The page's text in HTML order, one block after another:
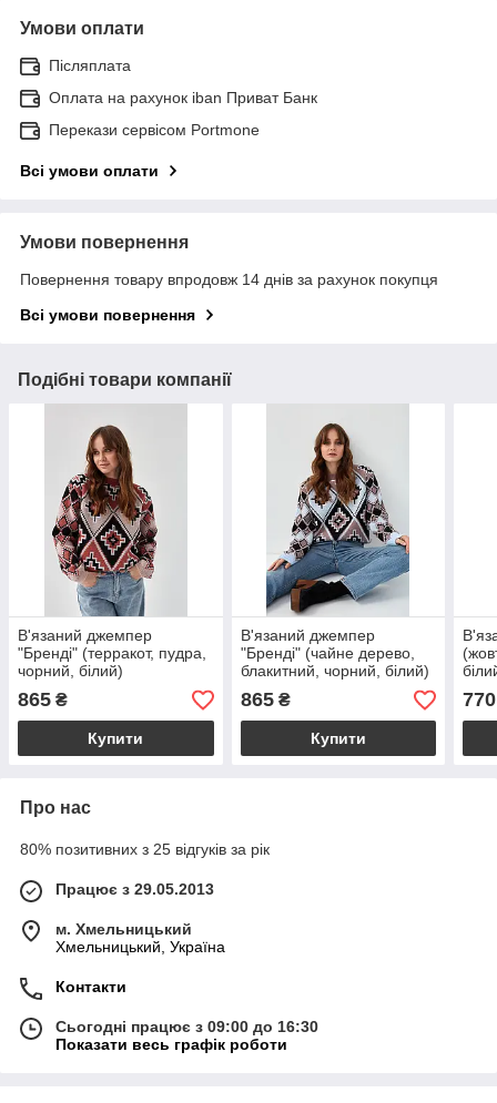
Умови оплати
Післяплата
Оплата на рахунок iban Приват Банк
Перекази сервісом Portmone
Всі умови оплати
Умови повернення
Повернення товару впродовж 14 днів за рахунок покупця
Всі умови повернення
Подібні товари компанії
В'язаний джемпер
"Бренді" (терракот, пудра,
чорний, білий)
865 ₴
Купити
В'язаний джемпер
"Бренді" (чайне дерево,
блакитний, чорний, білий)
865₴
Купити
770
Про нас
80% позитивних з 25 відгуків за рік
Працює з 29.05.2013
м. Хмельницький
Хмельницький, Україна
Контакти
Сьогодні працює з 09:00 до 16:30
Показати весь графік роботи